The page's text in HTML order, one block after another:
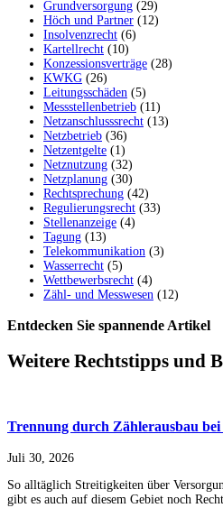
Grundversorgung (29)
Höch und Partner (12)
Insolvenzrecht (6)
Kartellrecht (10)
Konzessionsverträge (28)
KWKG (26)
Leitungsschäden (5)
Messstellenbetrieb (11)
Netzanschlusssrecht (13)
Netzbetrieb (36)
Netzentgelte (1)
Netznutzung (32)
Netzplanung (30)
Rechtsprechung (42)
Regulierungsrecht (33)
Stellenanzeige (4)
Tagung (13)
Telekommunikation (3)
Wasserrecht (5)
Wettbewerbsrecht (4)
Zähl- und Messwesen (12)
Entdecken Sie spannende Artikel
Weitere Rechtstipps und
Trennung durch Zählerausbau
Juli 30, 2026
So alltäglich Streitigkeiten über
gibt es auch auf diesem Gebiet noch